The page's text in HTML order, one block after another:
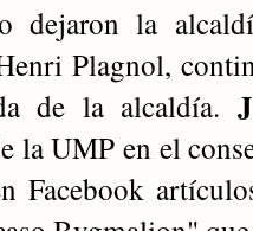
dejaron la
Plagnol,
de la alcaldía.
la UMP en el
Facebook